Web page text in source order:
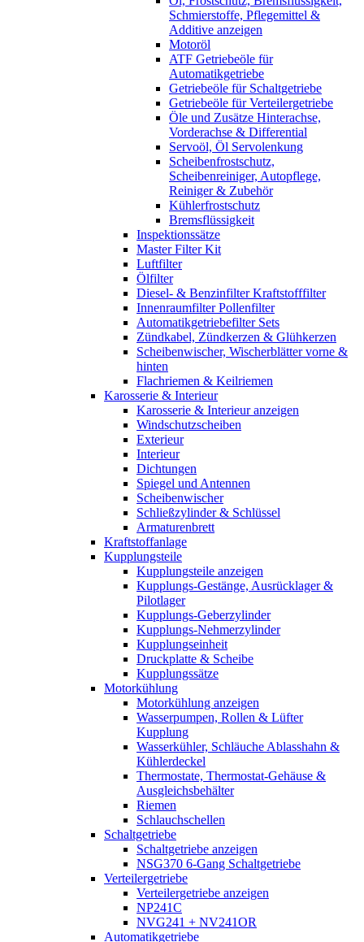
Schmierstoffe, Pflegemittel &
Additive anzeigen
Motoröl
ATF Getriebeöle für
Automatikgetriebe
Getriebeöle für Schaltgetriebe
Getriebeöle für Verteilergetriebe
Öle und Zusätze Hinterachse,
Vorderachse & Differential
Servoöl, Öl Servolenkung
Scheibenfrostschutz,
Scheibenreiniger, Autopflege,
Reiniger & Zubehör
Kühlerfrostschutz
Bremsflüssigkeit
Inspektionssätze
Master Filter Kit
Luftfilter
Ölfilter
Diesel- & Benzinfilter Kraftstofffilter
Innenraumfilter Pollenfilter
Automatikgetriebefilter Sets
Zündkabel, Zündkerzen & Glühkerzen
Scheibenwischer, Wischerblätter vorne &
hinten
Flachriemen & Keilriemen
Karosserie & Interieur
Karosserie & Interieur anzeigen
Windschutzscheiben
Exterieur
Interieur
Dichtungen
Spiegel und Antennen
Scheibenwischer
Schließzylinder & Schlüssel
Armaturenbrett
Kraftstoffanlage
Kupplungsteile
Kupplungsteile anzeigen
Kupplungs-Gestänge, Ausrücklager &
Pilotlager
Kupplungs-Geberzylinder
Kupplungs-Nehmerzylinder
Kupplungseinheit
Druckplatte & Scheibe
Kupplungssätze
Motorkühlung
Motorkühlung anzeigen
Wasserpumpen, Rollen & Lüfter
Kupplung
Wasserkühler, Schläuche Ablasshahn &
Kühlerdeckel
Thermostate, Thermostat-Gehäuse &
Ausgleichsbehälter
Riemen
Schlauchschellen
Schaltgetriebe
Schaltgetriebe anzeigen
NSG370 6-Gang Schaltgetriebe
Verteilergetriebe
Verteilergetriebe anzeigen
NP241C
NVG241 + NV241OR
Automatikgetriebe